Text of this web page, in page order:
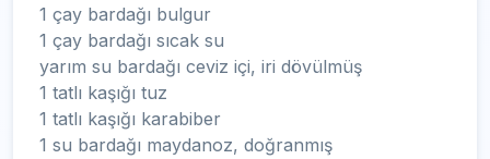
1 çay bardağı bulgur
1 çay bardağı sıcak su
yarım su bardağı ceviz içi, iri dövülmüş
1 tatlı kaşığı tuz
1 tatlı kaşığı karabiber
1 su bardağı maydanoz, doğranmış